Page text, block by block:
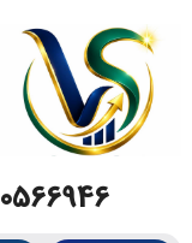
0566946